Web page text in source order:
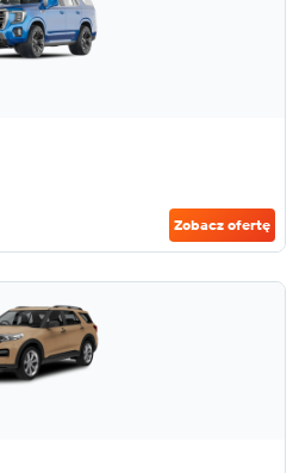
Zobacz ofertę